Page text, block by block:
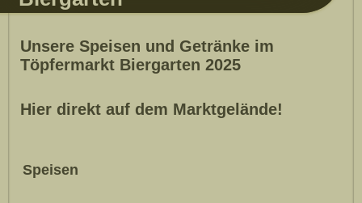
Unsere Speisen und Getränke im
Töpfermarkt Biergarten 2025
Hier direkt auf dem Marktgelände!
Speisen